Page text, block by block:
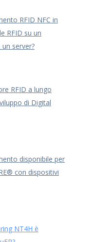
RFID NFC in
RFID su un
server?
RFID a lungo
di Digital
disponibile per
con dispositivi
NT4H è